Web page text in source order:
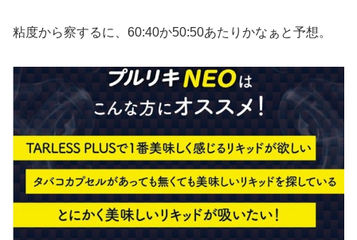
粘度から察するに、60:40か50:50あたりかなぁと予想。